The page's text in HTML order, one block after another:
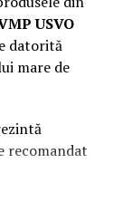
USVO
datorită
mare de
recomandat